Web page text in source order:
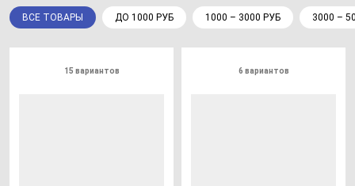
ВСЕ ТОВАРЫ ДО 1000 РУБ 1000 – 3000 РУБ 3000 –
15 вариантов 6 вариантов